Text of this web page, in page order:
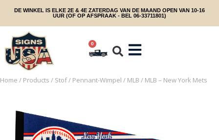
DE WINKEL IS ELKE 2E & 4E ZATERDAG VAN DE MAAND OPEN VAN 10-16
UUR (OF OP AFSPRAAK - BEL 06-33711801)
0
Home / Products / Stof/ Pennant-Wimpel / MLB / MLB – New York Mets